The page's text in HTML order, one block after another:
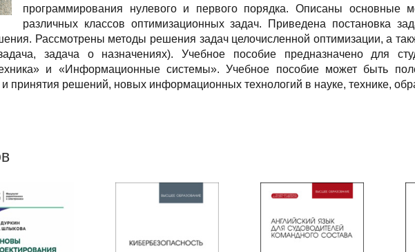
программирования нулевого и первого порядка. Описаны основные
различных классов оптимизационных задач. Приведена постановка
Рассмотрены методы решения задач целочисленной оптимизации, а
задача о назначениях). Учебное пособие предназначено для
и «Информационные системы». Учебное пособие может быть
принятия решений, новых информационных технологий в науке, технике,